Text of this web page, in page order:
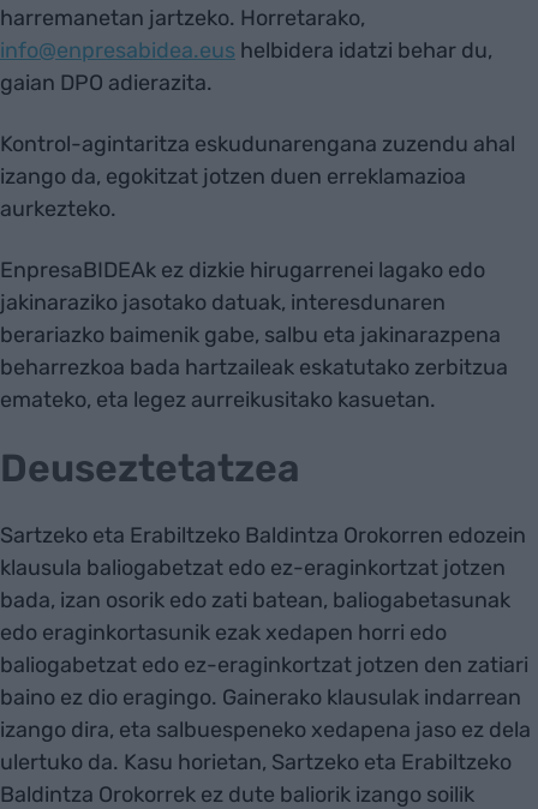
harremanetan jartzeko. Horretarako,
info@enpresabidea.eus helbidera idatzi behar du,
gaian DPO adierazita.
Kontrol-agintaritza eskudunarengana zuzendu ahal
izango da, egokitzat jotzen duen erreklamazioa
aurkezteko.
EnpresaBIDEAk ez dizkie hirugarrenei lagako edo
jakinaraziko jasotako datuak, interesdunaren
berariazko baimenik gabe, salbu eta jakinarazpena
beharrezkoa bada hartzaileak eskatutako zerbitzua
emateko, eta legez aurreikusitako kasuetan.
Deuseztetatzea
Sartzeko eta Erabiltzeko Baldintza Orokorren edozein
klausula baliogabetzat edo ez-eraginkortzat jotzen
bada, izan osorik edo zati batean, baliogabetasunak
edo eraginkortasunik ezak xedapen horri edo
baliogabetzat edo ez-eraginkortzat jotzen den zatiari
baino ez dio eragingo. Gainerako klausulak indarrean
izango dira, eta salbuespeneko xedapena jaso ez dela
ulertuko da. Kasu horietan, Sartzeko eta Erabiltzeko
Baldintza Orokorrek ez dute baliorik izango soilik